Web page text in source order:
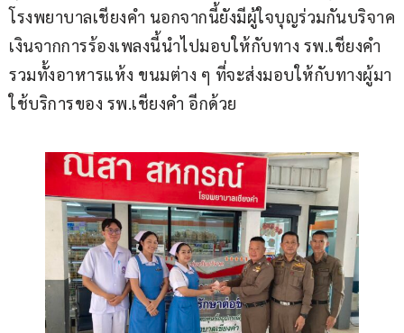
โรงพยาบาลเชียงคำ นอกจากนี้ยังมีผู้ใจบุญร่วมกันบริจาค
เงินจากการร้องเพลงนี้นำไปมอบให้กับทาง รพ.เชียงคำ
รวมทั้งอาหารแห้ง ขนมต่าง ๆ ที่จะส่งมอบให้กับทางผู้มา
ใช้บริการของ รพ.เชียงคำ อีกด้วย